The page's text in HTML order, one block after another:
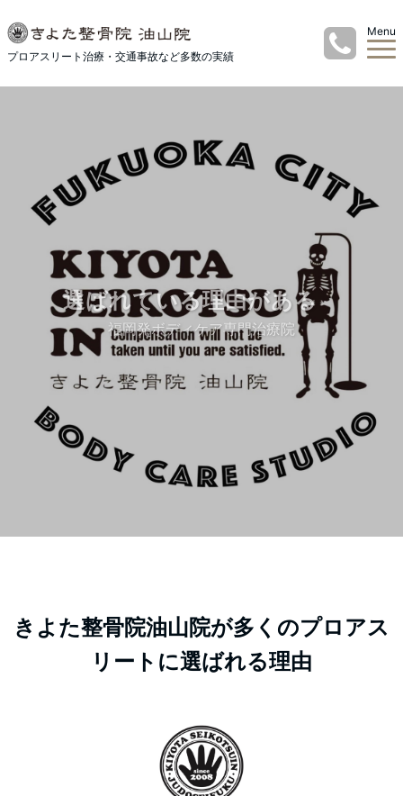
プロアスリート治療・交通事故など多数の実績
Menu
選ばれている理由がある
福岡発ボディケア専門治療院
きよた整骨院油山院が多くのプロアス
リートに選ばれる理由